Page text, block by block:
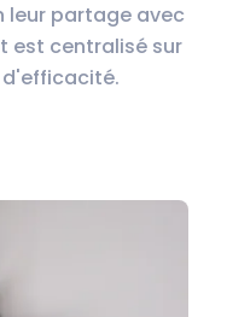
leur partage avec
est centralisé sur
d'efficacité.